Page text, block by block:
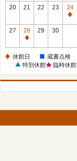
館
20 21 22 23
24
休
27
28
休
日
29 30
休館日
蔵書点検
特別休館
臨時休館